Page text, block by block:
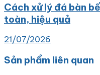
Cách xử lý đá bàn
toàn, hiệu quả
21/07/2026
Sản phẩm liên quan